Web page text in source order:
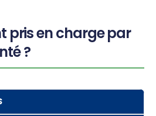
pris en charge par
?